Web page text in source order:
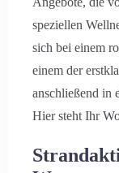
speziellen
sich bei einem
einem der
anschließend in
Hier steht Ihr